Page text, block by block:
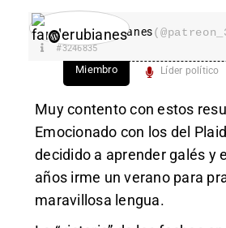
fanderubianes
#3246835
Miembro Líder político
Muy contento con estos
Emocionado con los del
decidido a aprender galés y
años irme un verano para
maravillosa lengua.